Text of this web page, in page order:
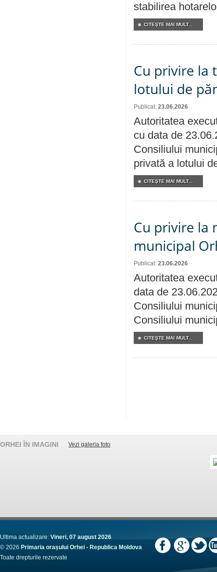
stabilirea
CITEŞTE MAI MULT...
Cu privire la
lotului de
Publicat: 23.06.2026
Autoritatea
cu data de
Consiliului
privată a lotului
CITEŞTE MAI MULT...
Cu privire la
municipal
Publicat: 23.06.2026
Autoritatea
data de
Consiliului
Consiliului
CITEŞTE MAI MULT...
ORHEI ÎN IMAGINI Vezi galeria foto
Ultima actualizare: Vineri, 07 august 2026
© 2026 Primaria orașului Orhei - Republica Moldova
Toate drepturile rezervate